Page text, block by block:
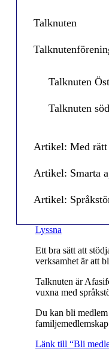
Talknuten
Talknuten
Talknuten
Artikel: Med rätt
Artikel: Smarta
Artikel:
Lyssna
Ett bra sätt att
verksamhet är att
Talknuten är
vuxna med
Du kan bli
Länk till “Bli